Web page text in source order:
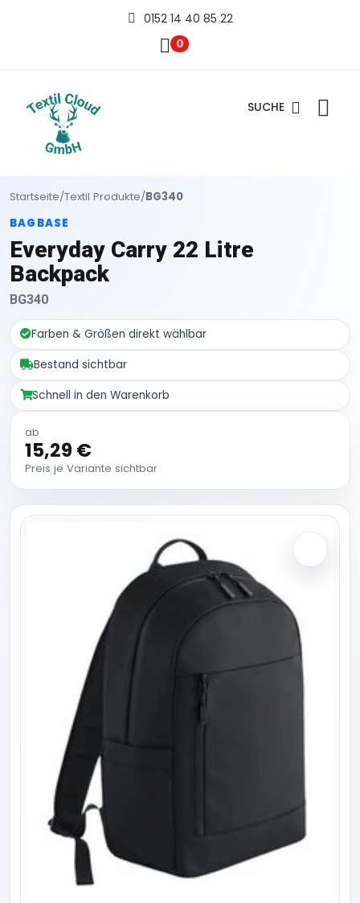
0152 14 40 85 22
0
SUCHE
Startseite/Textil Produkte/BG340
BAGBASE
Everyday Carry 22 Litre
Backpack
BG340
Farben & Größen direkt wählbar
Bestand sichtbar
Schnell in den Warenkorb
ab
15,29 €
Preis je Variante sichtbar